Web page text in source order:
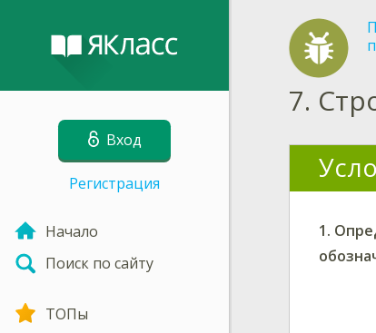
Вход
Регистрация
Начало
Поиск по сайту
ТОПы
7.
1.